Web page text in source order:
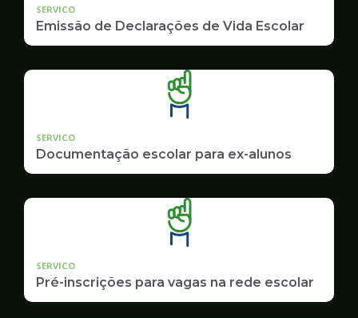
SERVICO
Emissão de Declarações de Vida Escolar
SERVICO
Documentação escolar para ex-alunos
SERVICO
Pré-inscrições para vagas na rede escolar